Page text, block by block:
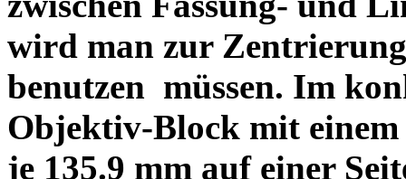
wird man zur
benutzen müssen. Im
Objektiv-Block mit einem
je 135.9 mm auf einer